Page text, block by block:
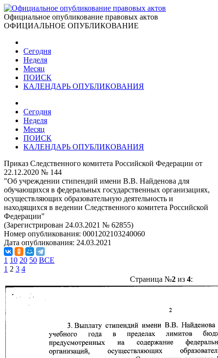
Официальное опубликование правовых актов
ОФИЦИАЛЬНОЕ ОПУБЛИКОВАНИЕ
Сегодня
Неделя
Месяц
ПОИСК
КАЛЕНДАРЬ ОПУБЛИКОВАНИЯ
Сегодня
Неделя
Месяц
ПОИСК
КАЛЕНДАРЬ ОПУБЛИКОВАНИЯ
Приказ Следственного комитета Российской Федерации от
22.12.2020 № 144
"Об учреждении стипендий имени В.В. Найденова для
обучающихся в федеральных государственных организациях,
осуществляющих образовательную деятельность и
находящихся в ведении Следственного комитета Российской
Федерации"
(Зарегистрирован 24.03.2021 № 62855)
Номер опубликования: 0001202103240060
Дата опубликования: 24.03.2021
1 10 20 50 ВСЕ
1 2 3 4
Страница №2из 4: